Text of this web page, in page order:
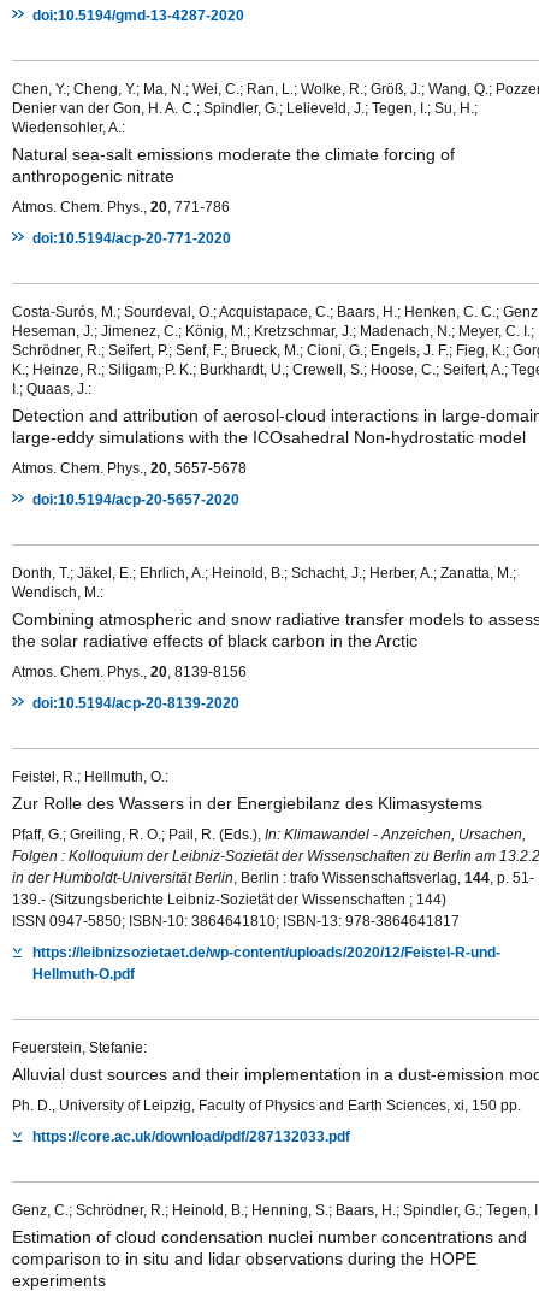
doi:10.5194/gmd-13-4287-2020
Chen, Y.; Cheng, Y.; Ma, N.; Wei, C.; Ran, L.; Wolke, R.; Größ, J.; Wang, Q.;
Denier van der Gon, H. A. C.; Spindler, G.; Lelieveld, J.; Tegen, I.; Su, H.;
Wiedensohler, A.:
Natural sea-salt emissions moderate the climate forcing of
anthropogenic nitrate
Atmos. Chem. Phys., 20 , 771-786
doi:10.5194/acp-20-771-2020
Costa-Surós, M.; Sourdeval, O.; Acquistapace, C.; Baars, H.; Henken, C. C.;
Heseman, J.; Jimenez, C.; König, M.; Kretzschmar, J.; Madenach, N.; Meyer, C. I.;
Schrödner, R.; Seifert, P.; Senf, F.; Brueck, M.; Cioni, G.; Engels, J. F.; Fieg, K.;
K.; Heinze, R.; Siligam, P. K.; Burkhardt, U.; Crewell, S.; Hoose, C.; Seifert, A.;
I.; Quaas, J.:
Detection and attribution of aerosol-cloud interactions in large-
large-eddy simulations with the ICOsahedral Non-hydrostatic model
Atmos. Chem. Phys., 20 , 5657-5678
doi:10.5194/acp-20-5657-2020
Donth, T.; Jäkel, E.; Ehrlich, A.; Heinold, B.; Schacht, J.; Herber, A.; Zanatta, M.;
Wendisch, M.:
Combining atmospheric and snow radiative transfer models to
the solar radiative effects of black carbon in the Arctic
Atmos. Chem. Phys., 20 , 8139-8156
doi:10.5194/acp-20-8139-2020
Feistel, R.; Hellmuth, O.:
Zur Rolle des Wassers in der Energiebilanz des Klimasystems
Pfaff, G.; Greiling, R. O.; Pail, R. (Eds.), In: Klimawandel - Anzeichen, Ursachen,
Folgen : Kolloquium der Leibniz-Sozietät der Wissenschaften zu Berlin am
in der Humboldt-Universität Berlin , Berlin : trafo Wissenschaftsverlag, 144 , p. 51-
139.- (Sitzungsberichte Leibniz-Sozietät der Wissenschaften ; 144)
ISSN 0947-5850; ISBN-10: 3864641810; ISBN-13: 978-3864641817
https://leibnizsozietaet.de/wp-content/uploads/2020/12/Feistel-R-und-
Hellmuth-O.pdf
Feuerstein, Stefanie:
Alluvial dust sources and their implementation in a dust-emission
Ph. D., University of Leipzig, Faculty of Physics and Earth Sciences, xi, 150 pp.
https://core.ac.uk/download/pdf/287132033.pdf
Genz, C.; Schrödner, R.; Heinold, B.; Henning, S.; Baars, H.; Spindler, G.; Tegen,
Estimation of cloud condensation nuclei number concentrations and
comparison to in situ and lidar observations during the HOPE
experiments